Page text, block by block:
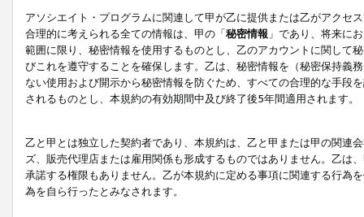
アソシエイト・プログラムに関連して甲が乙に提供または乙がアクセ
合理的に考えられる全ての情報は、甲の「秘密情報 」であり、将来に
範囲に限り、秘密情報を使用するものとし、乙のアカウントに関して
びこれを遵守することを確保します。乙は、秘密情報を（秘密保持義
ない使用および開示から秘密情報を防ぐため、すべての合理的な手段
されるものとし、本規約の有効期間中及び終了後5年間適用されます。
乙と甲とは独立した契約者であり、本規約は、乙と甲または甲の関連
ズ、販売代理店または雇用関係も形成するものではありません。乙は
承諾する権限もありません。乙が本規約に定める事項に関連する行為
為を自ら行ったとみなされます。